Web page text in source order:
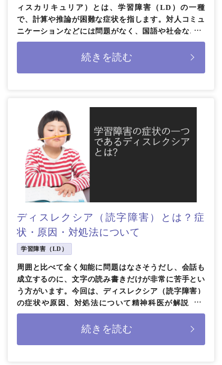
ィスカリキュリア）とは、学習障害（LD）の一種
で、計算や推論が困難な症状を指します。対人コミュ
ニケーションなどには問題がなく、国語や社会などの
科目も周囲と変わらない習熟を見 […]
続きを読む
ディスレクシア（読字障害）とは？症
状・原因・対処法について
学習障害（LD）
周囲と比べて全く知能に問題はなさそうだし、会話も
成立するのに、文字の読み書きだけが非常に苦手とい
う方がいます。今回は、ディスレクシア（読字障害）
の症状や原因、対処法について精神科医が解説しま
す。 ディスレクシア（読字障害 […]
続きを読む